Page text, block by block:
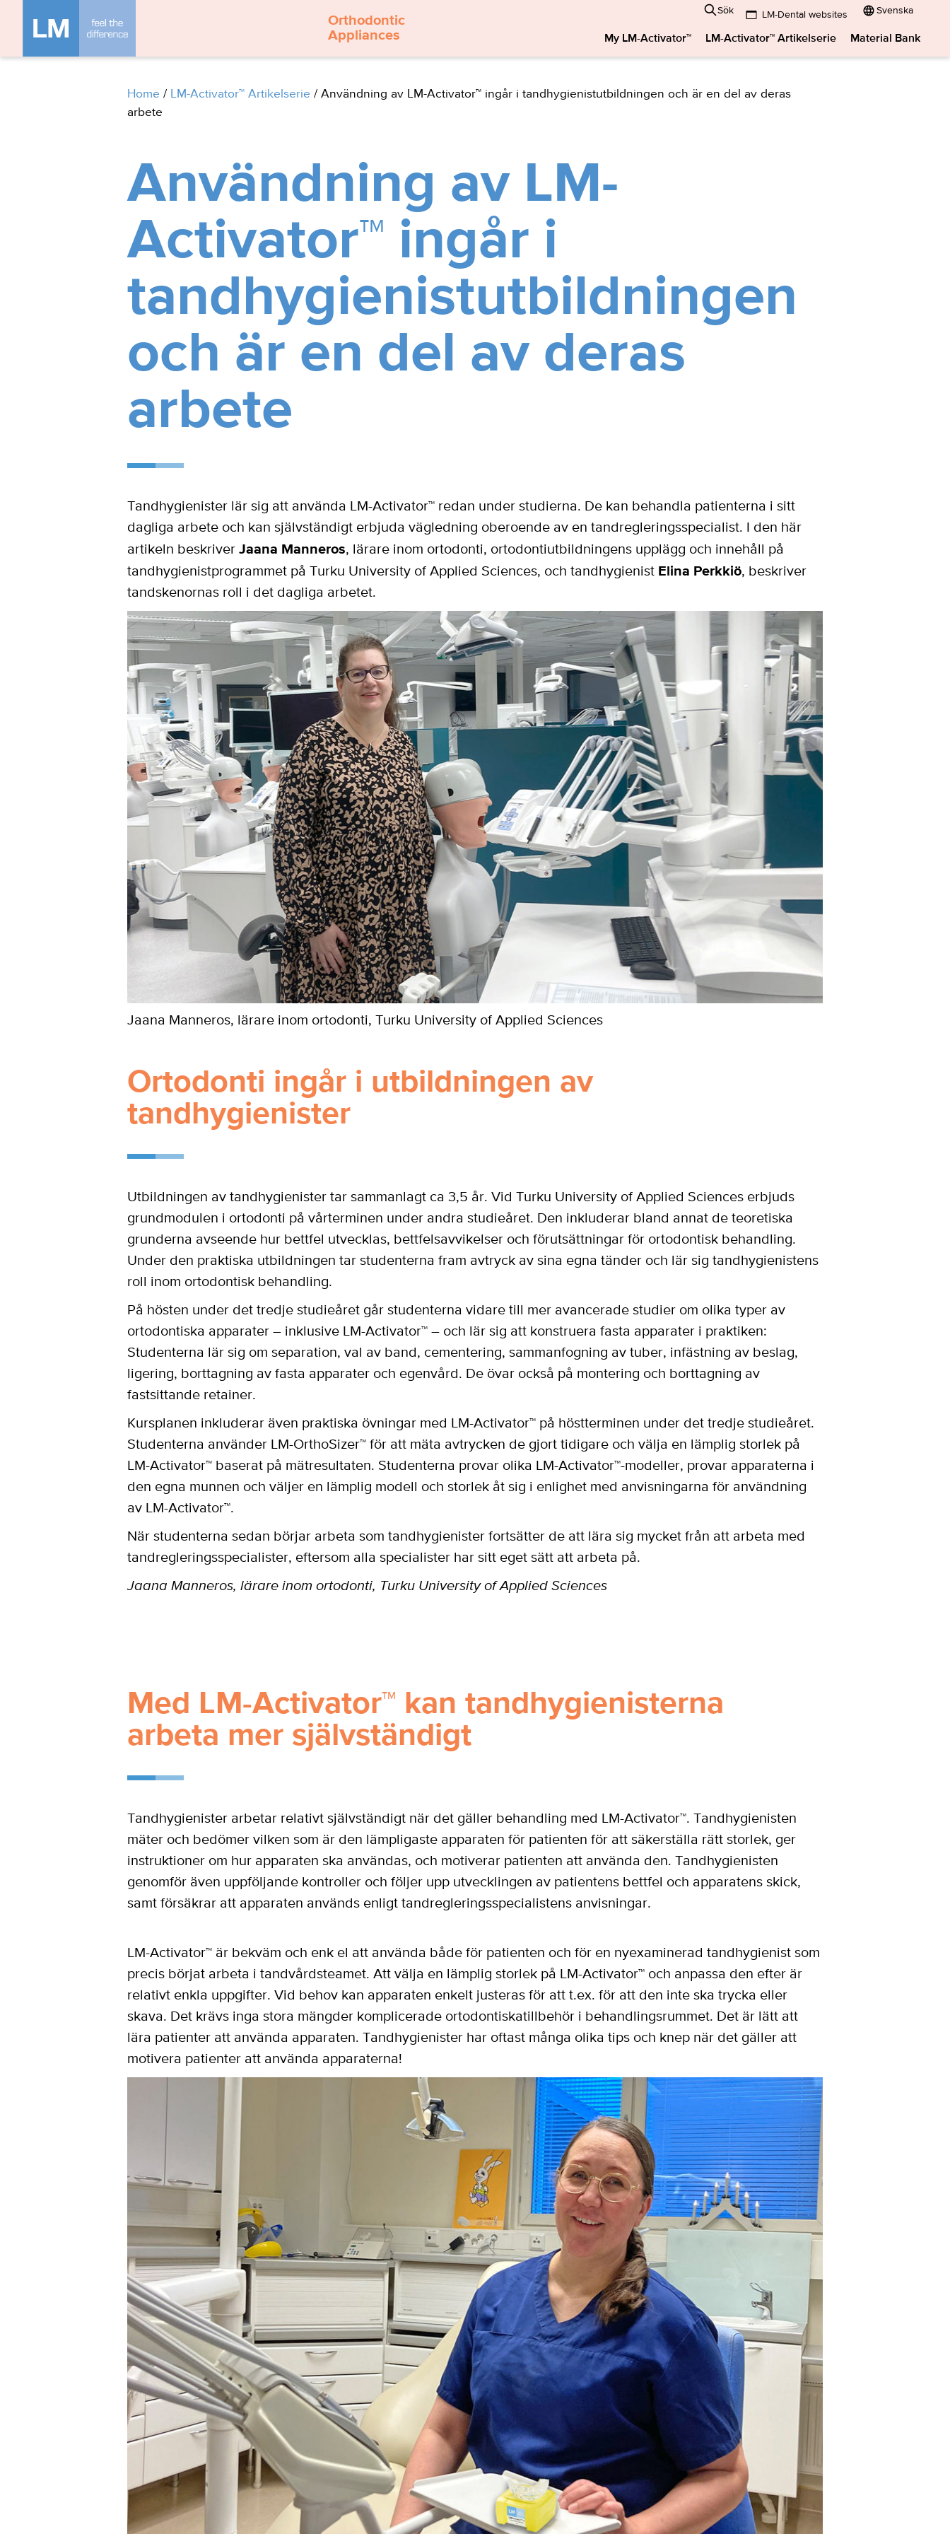
Orthodontic
Appliances
My LM-Activator™ LM-Activator™ Artikelserie Material Bank
Sök LM-Dental websites
Submenu:
LM-
Dental
Svenska
Home / LM-Activator™ Artikelserie / Användning av LM-Activator™ ingår i tandhygienistutbildningen och är en del av deras
arbete
Användning av LM-
Activator™ ingår i
tandhygienistutbildningen
och är en del av deras
arbete
Tandhygienister lär sig att använda LM-Activator™ redan under studierna. De kan behandla patienterna i sitt
dagliga arbete och kan självständigt erbjuda vägledning oberoende av en tandregleringsspecialist. I den här
artikeln beskriver Jaana Manneros, lärare inom ortodonti, ortodontiutbildningens upplägg och innehåll på
tandhygienistprogrammet på Turku University of Applied Sciences, och tandhygienist Elina Perkkiö, beskriver
tandskenornas roll i det dagliga arbetet.
Jaana Manneros, lärare inom ortodonti, Turku University of Applied Sciences
Ortodonti ingår i utbildningen av
tandhygienister
Utbildningen av tandhygienister tar sammanlagt ca 3,5 år. Vid Turku University of Applied Sciences erbjuds
grundmodulen i ortodonti på vårterminen under andra studieåret. Den inkluderar bland annat de teoretiska
grunderna avseende hur bettfel utvecklas, bettfelsavvikelser och förutsättningar för ortodontisk behandling.
Under den praktiska utbildningen tar studenterna fram avtryck av sina egna tänder och lär sig tandhygienistens
roll inom ortodontisk behandling.
På hösten under det tredje studieåret går studenterna vidare till mer avancerade studier om olika typer av
ortodontiska apparater – inklusive LM-Activator™ – och lär sig att konstruera fasta apparater i praktiken:
Studenterna lär sig om separation, val av band, cementering, sammanfogning av tuber, infästning av beslag,
ligering, borttagning av fasta apparater och egenvård. De övar också på montering och borttagning av
fastsittande retainer.
Kursplanen inkluderar även praktiska övningar med LM-Activator™ på höstterminen under det tredje studieåret.
Studenterna använder LM-OrthoSizer™ för att mäta avtrycken de gjort tidigare och välja en lämplig storlek på
LM-Activator™ baserat på mätresultaten. Studenterna provar olika LM-Activator™-modeller, provar apparaterna i
den egna munnen och väljer en lämplig modell och storlek åt sig i enlighet med anvisningarna för användning
av LM-Activator™.
När studenterna sedan börjar arbeta som tandhygienister fortsätter de att lära sig mycket från att arbeta med
tandregleringsspecialister, eftersom alla specialister har sitt eget sätt att arbeta på.
Jaana Manneros, lärare inom ortodonti, Turku University of Applied Sciences
Med LM-Activator™ kan tandhygienisterna
arbeta mer självständigt
Tandhygienister arbetar relativt självständigt när det gäller behandling med LM-Activator™. Tandhygienisten
mäter och bedömer vilken som är den lämpligaste apparaten för patienten för att säkerställa rätt storlek, ger
instruktioner om hur apparaten ska användas, och motiverar patienten att använda den. Tandhygienisten
genomför även uppföljande kontroller och följer upp utvecklingen av patientens bettfel och apparatens skick,
samt försäkrar att apparaten används enligt tandregleringsspecialistens anvisningar.
LM-Activator™ är bekväm och enk el att använda både för patienten och för en nyexaminerad tandhygienist som
precis börjat arbeta i tandvårdsteamet. Att välja en lämplig storlek på LM-Activator™ och anpassa den efter är
relativt enkla uppgifter. Vid behov kan apparaten enkelt justeras för att t.ex. för att den inte ska trycka eller
skava. Det krävs inga stora mängder komplicerade ortodontiskatillbehör i behandlingsrummet. Det är lätt att
lära patienter att använda apparaten. Tandhygienister har oftast många olika tips och knep när det gäller att
motivera patienter att använda apparaterna!